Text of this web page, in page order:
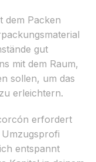
dem Packen
gut
mit dem Raum,
sollen, um das
erleichtern.
erfordert
entspannt